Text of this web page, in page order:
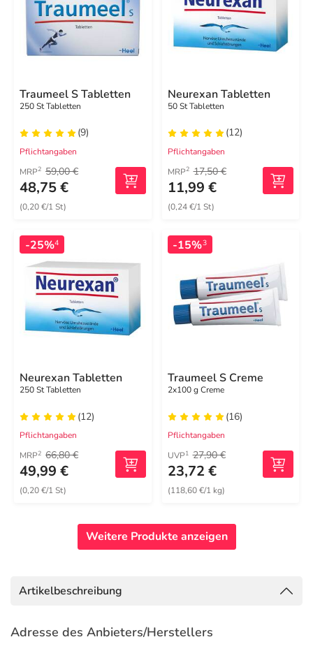
Traumeel S Tabletten
250 St Tabletten
(9)
Pflichtangaben
MRP2 59,00 €
48,75 €
(0,20 €/1 St)
Neurexan Tabletten
50 St Tabletten
(12)
Pflichtangaben
MRP2 17,50 €
11,99 €
(0,24 €/1 St)
-25%4
Neurexan Tabletten
250 St Tabletten
(12)
Pflichtangaben
MRP2 66,80 €
49,99 €
(0,20 €/1 St)
-15%3
Traumeel S Creme
2x100 g Creme
(16)
Pflichtangaben
UVP1 27,90 €
23,72 €
(118,60 €/1 kg)
Weitere Produkte anzeigen
Artikelbeschreibung
Adresse des Anbieters/Herstellers